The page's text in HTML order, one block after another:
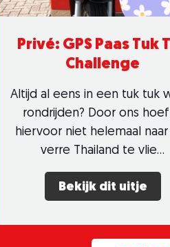
Privé: GPS Paas Tuk
Challenge
Altijd al eens in een tuk tuk
rondrijden? Door ons
hiervoor niet helemaal
verre Thailand te vlie…
Bekijk dit uitje